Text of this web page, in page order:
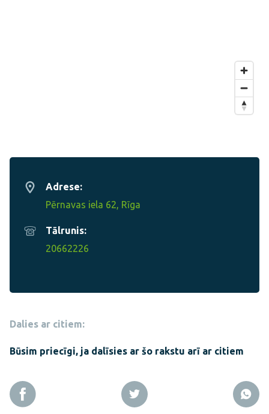
Adrese:
Pērnavas iela 62, Rīga
Tālrunis:
20662226
Dalies ar citiem:
Būsim priecīgi, ja dalīsies ar šo rakstu arī ar citiem